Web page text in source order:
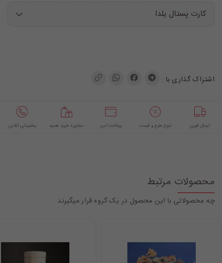
کارت پستال یلدا
اشتراک گذاری با :
ارسال فوری تنوع طرح و قیمت پرداخت امن مشاوره خرید هدیه پشتیبانی آنلاین
محصولات مرتبط
چه محصولاتی با این محصول در یک گروه قرار میگیرند